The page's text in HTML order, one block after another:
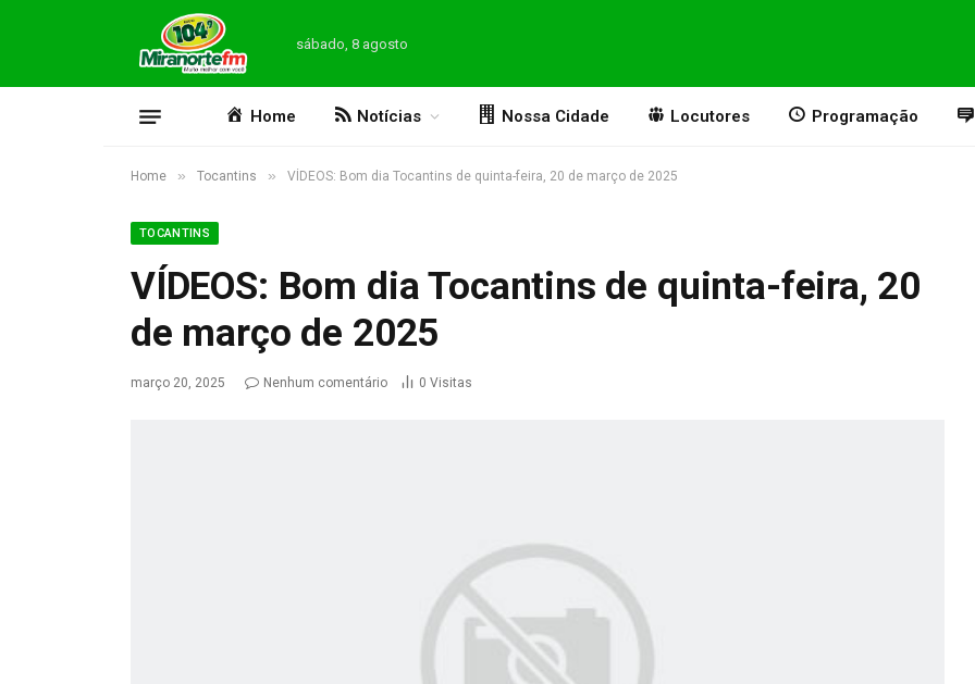
sábado, 8 agosto
Home Notícias Nossa Cidade Locutores Programação
Home » Tocantins » VÍDEOS: Bom dia Tocantins de quinta-feira, 20 de março de 2025
TOCANTINS
VÍDEOS: Bom dia Tocantins de quinta-feira, 20
de março de 2025
março 20, 2025 Nenhum comentário 0 Visitas